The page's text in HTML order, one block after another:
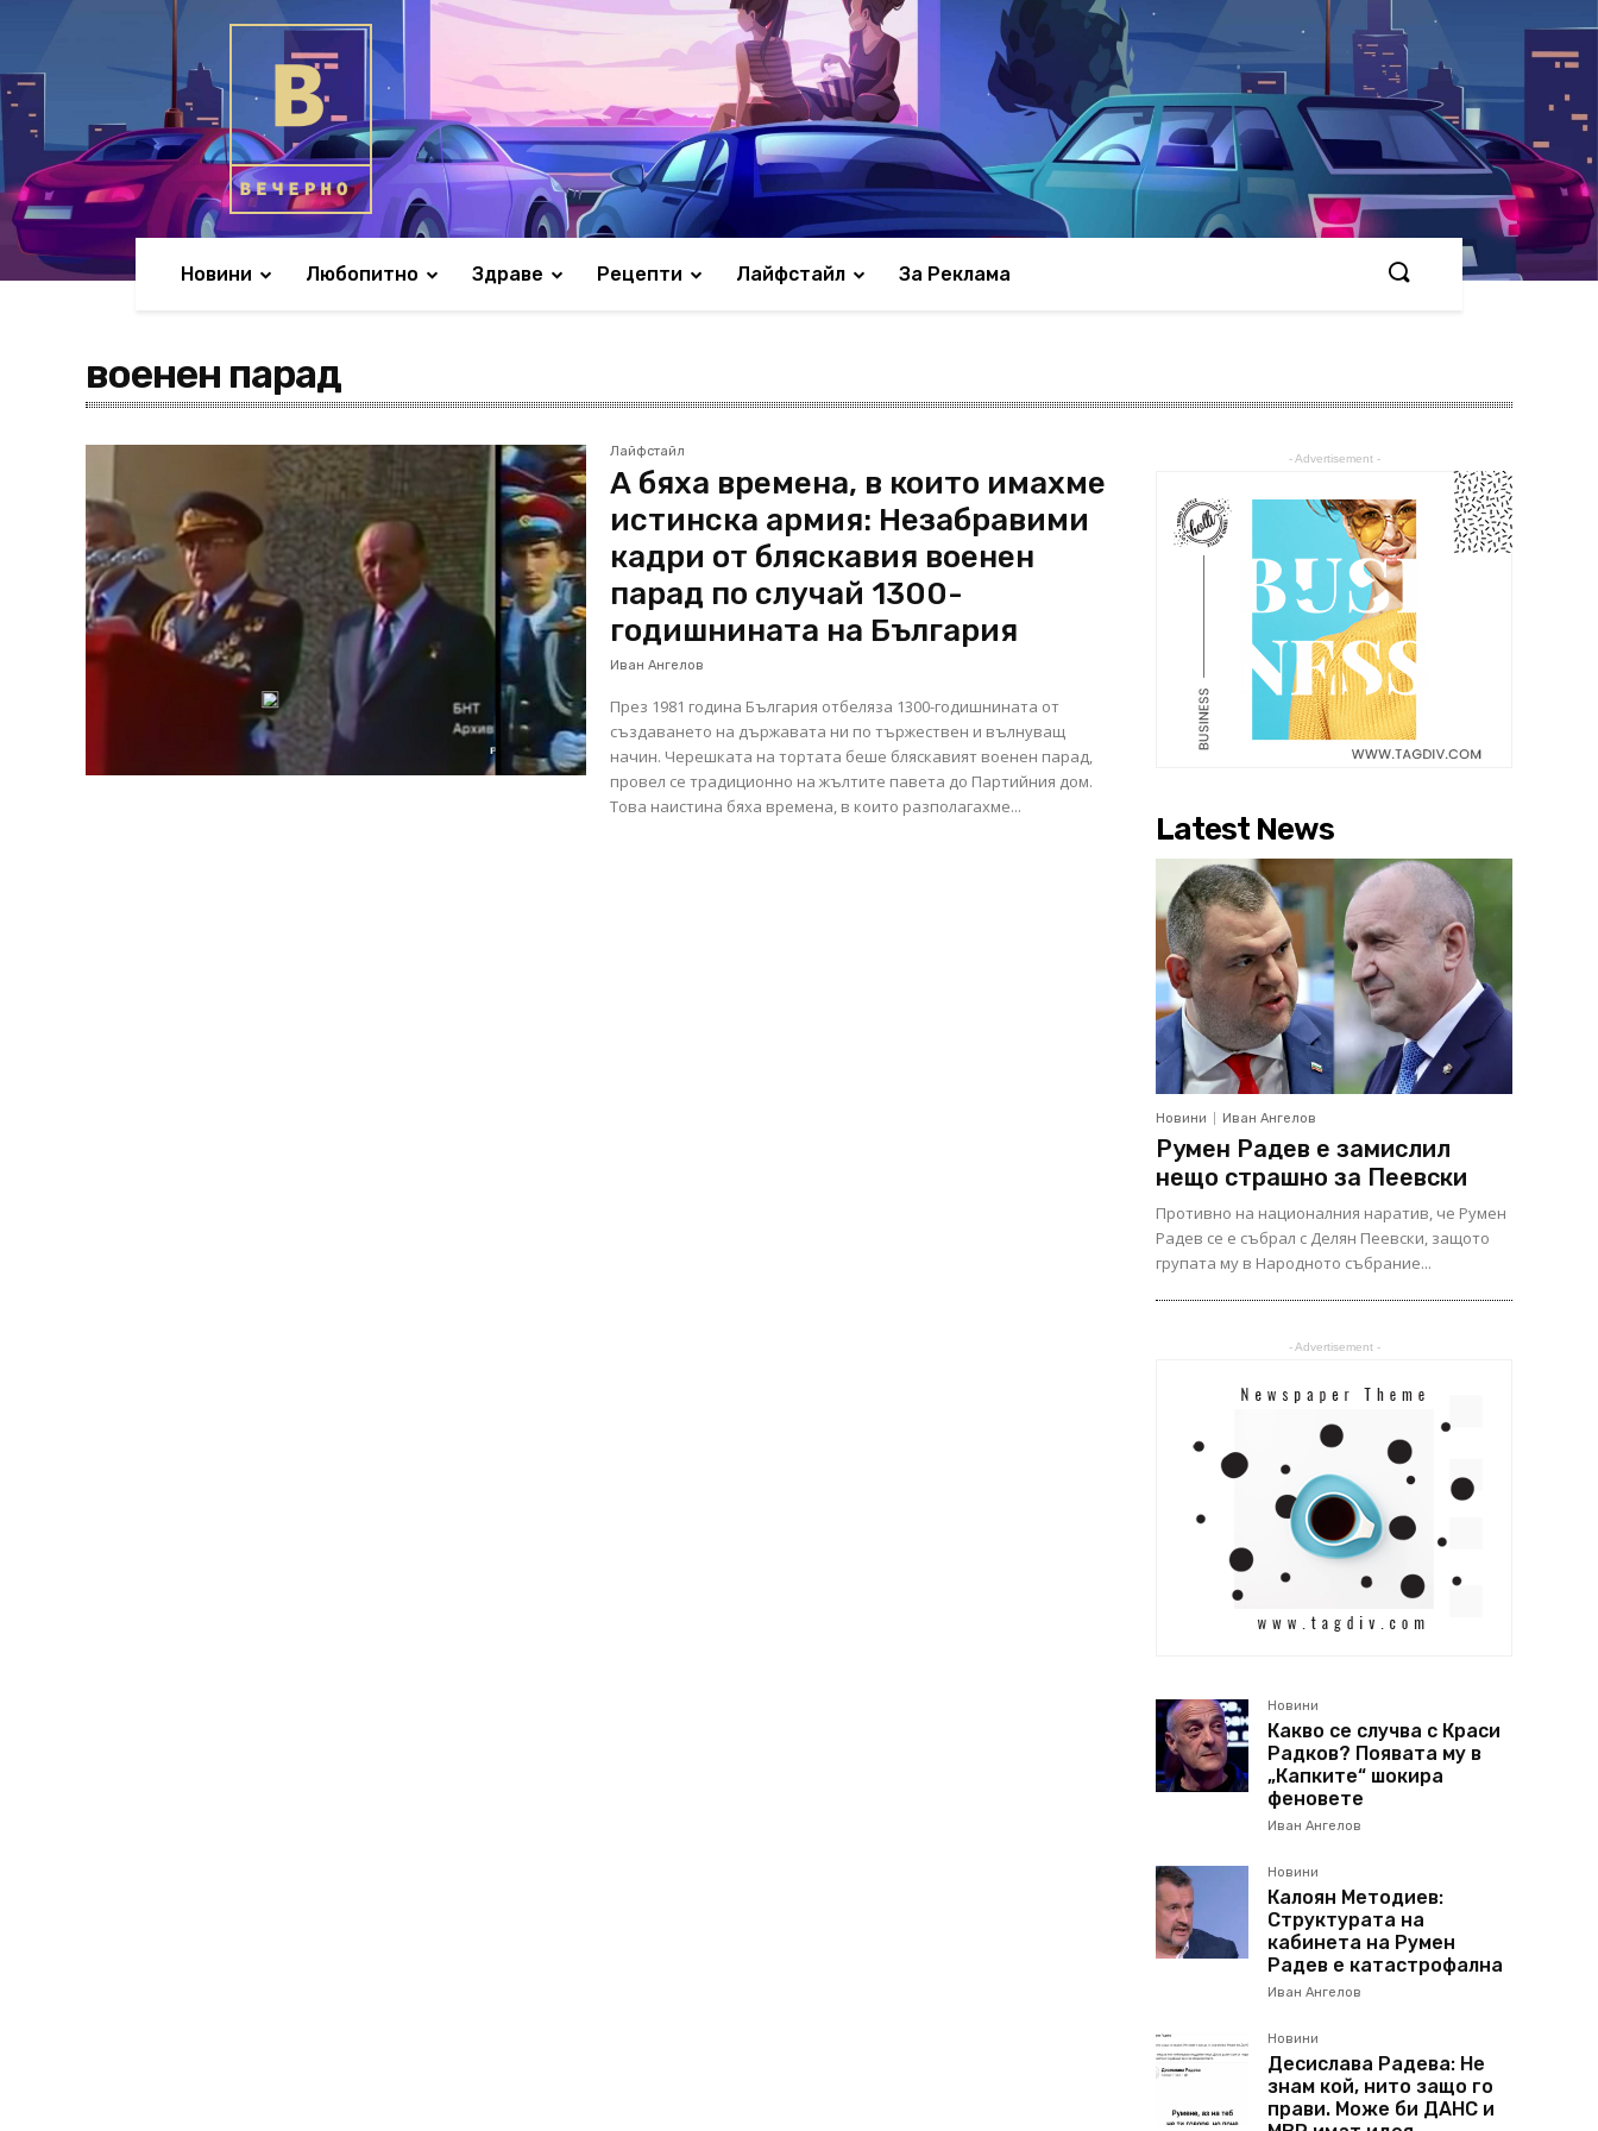
Новини Любопитно Здраве Рецепти Лайфстайл За Реклама
военен парад
Лайфстайл
А бяха времена, в които имахме
истинска армия: Незабравими
кадри от бляскавия военен
парад по случай 1300-
годишнината на България
Иван Ангелов
През 1981 година България отбеляза 1300-годишнината от
създаването на държавата ни по тържествен и вълнуващ
начин. Черешката на тортата беше бляскавият военен парад,
провел се традиционно на жълтите павета до Партийния дом.
Това наистина бяха времена, в които разполагахме...
- Advertisement -
Latest News
Новини Иван Ангелов
Румен Радев е замислил
нещо страшно за Пеевски
Противно на националния наратив, че Румен
Радев се е събрал с Делян Пеевски, защото
групата му в Народното събрание...
- Advertisement -
Новини
Какво се случва с Краси
Радков? Появата му в
„Капките“ шокира
феновете
Иван Ангелов
Новини
Калоян Методиев:
Структурата на
кабинета на Румен
Радев е катастрофална
Иван Ангелов
Новини
Десислава Радева: Не
знам кой, нито защо го
прави. Може би ДАНС и